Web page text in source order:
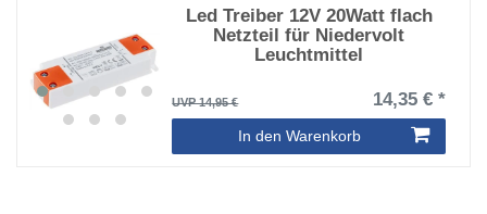
Led Treiber 12V 20Watt flach
Netzteil für Niedervolt
Leuchtmittel
UVP 14,95 € 14,35 € *
In den Warenkorb